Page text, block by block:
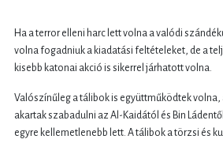
Ha a terror elleni harc lett volna a valódi
volna fogadniuk a kiadatási feltételeket, de a
kisebb katonai akció is sikerrel járhatott volna.
Valószínűleg a tálibok is együttműködtek volna,
akartak szabadulni az Al-Kaidától és Bin
egyre kellemetlenebb lett. A tálibok a törzsi és